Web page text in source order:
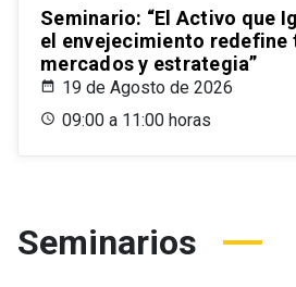
Seminario: “El Activo que
el envejecimiento redefine
mercados y estrategia”
19 de Agosto de 2026
09:00 a 11:00 horas
Seminarios